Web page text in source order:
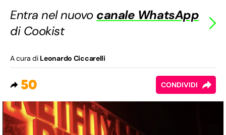
Entra nel nuovo canale WhatsApp
di Cookist
A cura di Leonardo Ciccarelli
50 CONDIVIDI